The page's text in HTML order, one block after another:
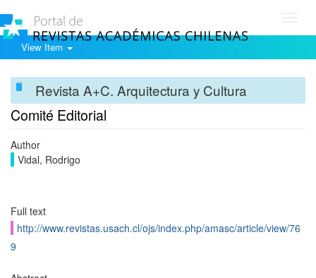
View Item
Revista A+C. Arquitectura y Cultura
Comité Editorial
Author
Vidal, Rodrigo
Full text
http://www.revistas.usach.cl/ojs/index.php/amasc/article/view/76
9